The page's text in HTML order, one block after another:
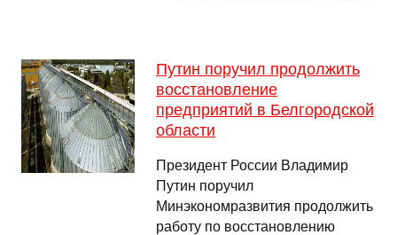
Путин поручил продолжить
восстановление
предприятий в Белгородской
области
Президент России Владимир
Путин поручил
Минэкономразвития продолжить
работу по восстановлению